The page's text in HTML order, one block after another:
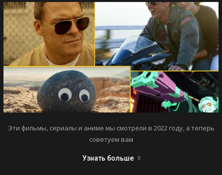
Эти фильмы, сериалы и аниме мы смотрели в 2022 году, а теперь
советуем вам
Узнать больше